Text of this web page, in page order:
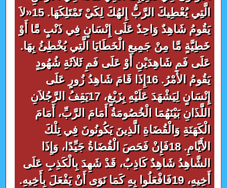
الَّتِي يُعْطِيكَ الرَّبُّ إِلهُكَ لِكَيْ تَمْتَلِكَهَا. 15«لاَ
يَقُومُ شَاهِدٌ وَاحِدٌ عَلَى إِنْسَانٍ فِي ذَنْبٍ مَّا أَوْ
خَطِيَّةٍ مَّا مِنْ جَمِيعِ الْخَطَايَا الَّتِي يُخْطِئُ بِهَا.
عَلَى فَمِ شَاهِدَيْنِ أَوْ عَلَى فَمِ ثَلاَثَةِ شُهُودٍ
يَقُومُ الأَمْرُ. 16إِذَا قَامَ شَاهِدُ زُورٍ عَلَى
إِنْسَانٍ لِيَشْهَدَ عَلَيْهِ بِزَيْغٍ، 17يَقِفُ الرَّجُلاَنِ
اللَّذَانِ بَيْنَهُمَا الْخُصُومَةُ أَمَامَ الرَّبِّ، أَمَامَ
الْكَهَنَةِ وَالْقُضَاةِ الَّذِينَ يَكُونُونَ فِي تِلْكَ
الأَيَّامِ. 18فَإِنْ فَحَصَ الْقُضَاةُ جَيِّدًا، وَإِذَا
الشَّاهِدُ شَاهِدٌ كَاذِبٌ، قَدْ شَهِدَ بِالْكَذِبِ عَلَى
أَخِيهِ، 19فَافْعَلُوا بِهِ كَمَا نَوَى أَنْ يَفْعَلَ بِأَخِيهِ.